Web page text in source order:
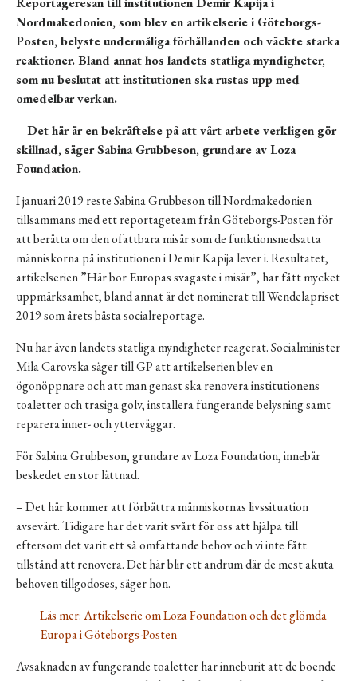
Nordmakedonien, som blev en artikelserie i Göteborgs-
Posten, belyste undermåliga förhållanden och väckte starka
reaktioner. Bland annat hos landets statliga myndigheter,
som nu beslutat att institutionen ska rustas upp med
omedelbar verkan.
– Det här är en bekräftelse på att vårt arbete verkligen gör
skillnad, säger Sabina Grubbeson, grundare av Loza
Foundation.
I januari 2019 reste Sabina Grubbeson till Nordmakedonien
tillsammans med ett reportageteam från Göteborgs-Posten för
att berätta om den ofattbara misär som de funktionsnedsatta
människorna på institutionen i Demir Kapija lever i. Resultatet,
artikelserien ”Här bor Europas svagaste i misär”, har fått mycket
uppmärksamhet, bland annat är det nominerat till Wendelapriset
2019 som årets bästa socialreportage.
Nu har även landets statliga myndigheter reagerat. Socialminister
Mila Carovska säger till GP att artikelserien blev en
ögonöppnare och att man genast ska renovera institutionens
toaletter och trasiga golv, installera fungerande belysning samt
reparera inner- och ytterväggar.
För Sabina Grubbeson, grundare av Loza Foundation, innebär
beskedet en stor lättnad.
– Det här kommer att förbättra människornas livssituation
avsevärt. Tidigare har det varit svårt för oss att hjälpa till
eftersom det varit ett så omfattande behov och vi inte fått
tillstånd att renovera. Det här blir ett andrum där de mest akuta
behoven tillgodoses, säger hon.
Läs mer: Artikelserie om Loza Foundation och det glömda
Europa i Göteborgs-Posten
Avsaknaden av fungerande toaletter har inneburit att de boende